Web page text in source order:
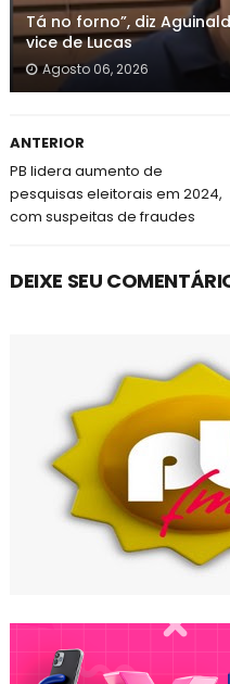
Tá no forno”, diz
vice de Lucas
Agosto 06, 2026
ANTERIOR
PB lidera aumento de
pesquisas eleitorais em 2024,
com suspeitas de fraudes
DEIXE SEU